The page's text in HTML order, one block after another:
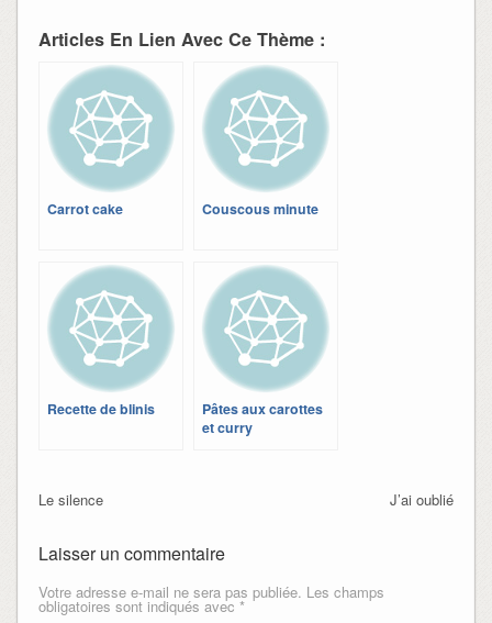
Articles En Lien Avec Ce Thème :
Carrot cake Couscous minute
Recette de blinis
Pâtes aux carottes
et curry
J’ai oublié
Le silence
Laisser un commentaire
Votre adresse e-mail ne sera pas publiée. Les champs
obligatoires sont indiqués avec *